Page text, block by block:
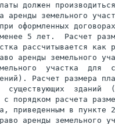
должен
аренды земельного
оформленных
5 лет.  Расчет
рассчитывается как
аренды земельного
участка  для
Расчет размера
существующих  зданий
порядком расчета
приведенным в пункте
аренды земельного